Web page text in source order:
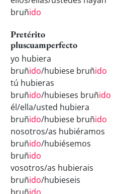
bruñido
Pretérito
pluscuamperfecto
yo hubiera
bruñido/hubiese bruñido
tú hubieras
bruñido/hubieses bruñido
él/ella/usted hubiera
bruñido/hubiese bruñido
nosotros/as hubiéramos
bruñido/hubiésemos
bruñido
vosotros/as hubierais
bruñido/hubieseis
bruñido